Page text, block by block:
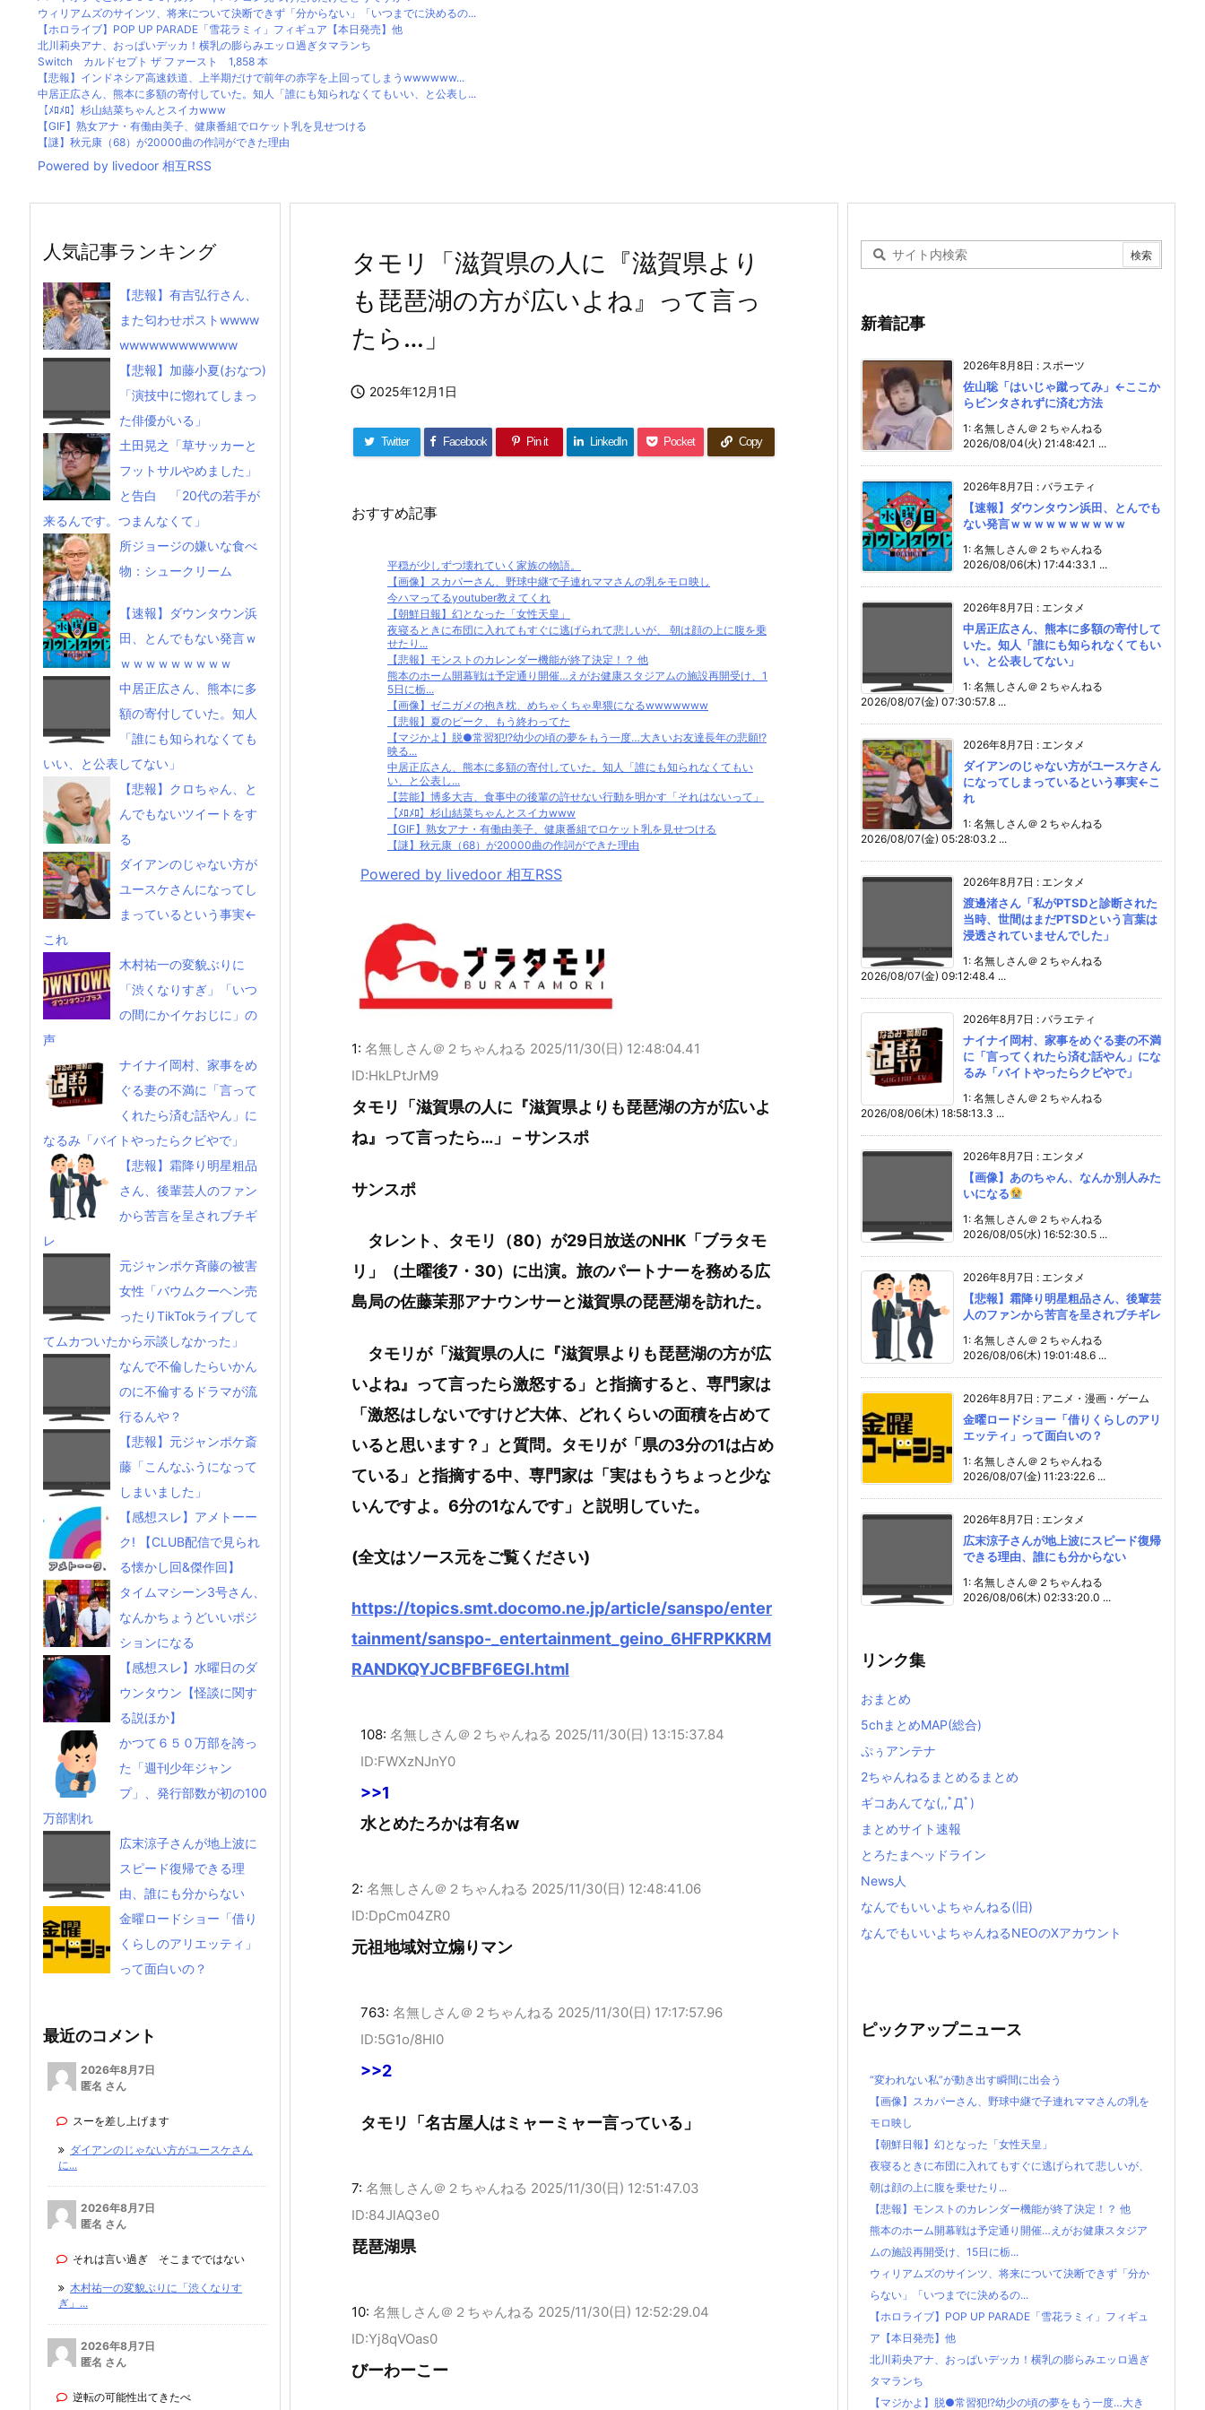
ウィリアムズのサインツ、将来について決断できず「分からない」「いつまでに決めるの...
【ホロライブ】POP UP PARADE「雪花ラミィ」フィギュア【本日発売】他
北川莉央アナ、おっぱいデッカ！横乳の膨らみエッロ過ぎタマランち
Switch カルドセプト ザ ファースト 1,858 本
【悲報】インドネシア高速鉄道、上半期だけで前年の赤字を上回ってしまうwwwwww...
中居正広さん、熊本に多額の寄付していた。知人「誰にも知られなくてもいい、と公表し...
【ﾒﾛﾒﾛ】杉山結菜ちゃんとスイカwww
【GIF】熟女アナ・有働由美子、健康番組でロケット乳を見せつける
【謎】秋元康（68）が20000曲の作詞ができた理由
Powered by livedoor 相互RSS
タモリ「滋賀県の人に『滋賀県より
も琵琶湖の方が広いよね』って言っ
たら…」
 2025年12月1日
Twitter Facebook Pin it LinkedIn Pocket Copy
おすすめ記事
平穏が少しずつ壊れていく家族の物語。
【画像】スカパーさん、野球中継で子連れママさんの乳をモロ映し
今ハマってるyoutuber教えてくれ
【朝鮮日報】幻となった「女性天皇」
夜寝るときに布団に入れてもすぐに逃げられて悲しいが、 朝は顔の上に腹を乗
せたり...
【悲報】モンストのカレンダー機能が終了決定！？ 他
熊本のホーム開幕戦は予定通り開催…えがお健康スタジアムの施設再開受け、1
5日に栃...
【画像】ゼニガメの抱き枕、めちゃくちゃ卑猥になるwwwwwww
【悲報】夏のピーク、もう終わってた
【マジかよ】脱●常習犯!?幼少の頃の夢をもう一度…大きいお友達長年の悲願!?
映る...
中居正広さん、熊本に多額の寄付していた。知人「誰にも知られなくてもい
い、と公表し...
【芸能】博多大吉、食事中の後輩の許せない行動を明かす「それはないって」
【ﾒﾛﾒﾛ】杉山結菜ちゃんとスイカwww
【GIF】熟女アナ・有働由美子、健康番組でロケット乳を見せつける
【謎】秋元康（68）が20000曲の作詞ができた理由
Powered by livedoor 相互RSS
1: 名無しさん＠２ちゃんねる 2025/11/30(日) 12:48:04.41
ID:HkLPtJrM9
タモリ「滋賀県の人に『滋賀県よりも琵琶湖の方が広いよ
ね』って言ったら…」 – サンスポ
サンスポ
タレント、タモリ（80）が29日放送のNHK「ブラタモ
リ」（土曜後7・30）に出演。旅のパートナーを務める広
島局の佐藤茉那アナウンサーと滋賀県の琵琶湖を訪れた。
タモリが「滋賀県の人に『滋賀県よりも琵琶湖の方が広
いよね』って言ったら激怒する」と指摘すると、専門家は
「激怒はしないですけど大体、どれくらいの面積を占めて
いると思います？」と質問。タモリが「県の3分の1は占め
ている」と指摘する中、専門家は「実はもうちょっと少な
いんですよ。6分の1なんです」と説明していた。
(全文はソース元をご覧ください)
https://topics.smt.docomo.ne.jp/article/sanspo/enter
tainment/sanspo-_entertainment_geino_6HFRPKKRM
RANDKQYJCBFBF6EGI.html
108: 名無しさん＠２ちゃんねる 2025/11/30(日) 13:15:37.84
ID:FWXzNJnY0
>>1
水とめたろかは有名w
2: 名無しさん＠２ちゃんねる 2025/11/30(日) 12:48:41.06
ID:DpCm04ZR0
元祖地域対立煽りマン
763: 名無しさん＠２ちゃんねる 2025/11/30(日) 17:17:57.96
ID:5G1o/8Hl0
>>2
タモリ「名古屋人はミャーミャー言っている」
7: 名無しさん＠２ちゃんねる 2025/11/30(日) 12:51:47.03
ID:84JlAQ3e0
琵琶湖県
10: 名無しさん＠２ちゃんねる 2025/11/30(日) 12:52:29.04
ID:Yj8qVOas0
びーわーこー
人気記事ランキング
【悲報】有吉弘行さん、
また匂わせポストwwww
wwwwwwwwwwww
【悲報】加藤小夏(おなつ)
「演技中に惚れてしまっ
た俳優がいる」
土田晃之「草サッカーと
フットサルやめました」
と告白 「20代の若手が
来るんです。つまんなくて」
所ジョージの嫌いな食べ
物：シュークリーム
【速報】ダウンタウン浜
田、とんでもない発言ｗ
ｗｗｗｗｗｗｗｗｗ
中居正広さん、熊本に多
額の寄付していた。知人
「誰にも知られなくても
いい、と公表してない」
【悲報】クロちゃん、と
んでもないツイートをす
る
ダイアンのじゃない方が
ユースケさんになってし
まっているという事実←
これ
木村祐一の変貌ぶりに
「渋くなりすぎ」「いつ
の間にかイケおじに」の
声
ナイナイ岡村、家事をめ
ぐる妻の不満に「言って
くれたら済む話やん」に
なるみ「バイトやったらクビやで」
【悲報】霜降り明星粗品
さん、後輩芸人のファン
から苦言を呈されブチギ
レ
元ジャンポケ斉藤の被害
女性「バウムクーヘン売
ったりTikTokライブして
てムカついたから示談しなかった」
なんで不倫したらいかん
のに不倫するドラマが流
行るんや？
【悲報】元ジャンポケ斎
藤「こんなふうになって
しまいました」
【感想スレ】アメトーー
ク! 【CLUB配信で見られ
る懐かし回&傑作回】
タイムマシーン3号さん、
なんかちょうどいいポジ
ションになる
【感想スレ】水曜日のダ
ウンタウン【怪談に関す
る説ほか】
かつて６５０万部を誇っ
た「週刊少年ジャン
プ」、発行部数が初の100
万部割れ
広末涼子さんが地上波に
スピード復帰できる理
由、誰にも分からない
金曜ロードショー「借り
くらしのアリエッティ」
って面白いの？
最近のコメント
2026年8月7日
匿名 さん
スーを差し上げます
ダイアンのじゃない方がユースケさん
に...
2026年8月7日
匿名 さん
それは言い過ぎ そこまでではない
木村祐一の変貌ぶりに「渋くなりす
ぎ」...
2026年8月7日
匿名 さん
逆転の可能性出てきたべ
新着記事
2026年8月8日 : スポーツ
佐山聡「はいじゃ蹴ってみ」←ここか
らビンタされずに済む方法
1: 名無しさん＠２ちゃんねる
2026/08/04(火) 21:48:42.1 ...
2026年8月7日 : バラエティ
【速報】ダウンタウン浜田、とんでも
ない発言ｗｗｗｗｗｗｗｗｗｗ
1: 名無しさん＠２ちゃんねる
2026/08/06(木) 17:44:33.1 ...
2026年8月7日 : エンタメ
中居正広さん、熊本に多額の寄付して
いた。知人「誰にも知られなくてもい
い、と公表してない」
1: 名無しさん＠２ちゃんねる
2026/08/07(金) 07:30:57.8 ...
2026年8月7日 : エンタメ
ダイアンのじゃない方がユースケさん
になってしまっているという事実←こ
れ
1: 名無しさん＠２ちゃんねる
2026/08/07(金) 05:28:03.2 ...
2026年8月7日 : エンタメ
渡邊渚さん「私がPTSDと診断された
当時、世間はまだPTSDという言葉は
浸透されていませんでした」
1: 名無しさん＠２ちゃんねる
2026/08/07(金) 09:12:48.4 ...
2026年8月7日 : バラエティ
ナイナイ岡村、家事をめぐる妻の不満
に「言ってくれたら済む話やん」にな
るみ「バイトやったらクビやで」
1: 名無しさん＠２ちゃんねる
2026/08/06(木) 18:58:13.3 ...
2026年8月7日 : エンタメ
【画像】あのちゃん、なんか別人みた
いになる
1: 名無しさん＠２ちゃんねる
2026/08/05(水) 16:52:30.5 ...
2026年8月7日 : エンタメ
【悲報】霜降り明星粗品さん、後輩芸
人のファンから苦言を呈されブチギレ
1: 名無しさん＠２ちゃんねる
2026/08/06(木) 19:01:48.6 ...
2026年8月7日 : アニメ・漫画・ゲーム
金曜ロードショー「借りくらしのアリ
エッティ」って面白いの？
1: 名無しさん＠２ちゃんねる
2026/08/07(金) 11:23:22.6 ...
2026年8月7日 : エンタメ
広末涼子さんが地上波にスピード復帰
できる理由、誰にも分からない
1: 名無しさん＠２ちゃんねる
2026/08/06(木) 02:33:20.0 ...
リンク集
おまとめ
5chまとめMAP(総合)
ぷぅアンテナ
2ちゃんねるまとめるまとめ
ギコあんてな(,,ﾟДﾟ)
まとめサイト速報
とろたまヘッドライン
News人
なんでもいいよちゃんねる(旧)
なんでもいいよちゃんねるNEOのXアカウント
ピックアップニュース
“変われない私”が動き出す瞬間に出会う
【画像】スカパーさん、野球中継で子連れママさんの乳を
モロ映し
【朝鮮日報】幻となった「女性天皇」
夜寝るときに布団に入れてもすぐに逃げられて悲しいが、
朝は顔の上に腹を乗せたり...
【悲報】モンストのカレンダー機能が終了決定！？ 他
熊本のホーム開幕戦は予定通り開催…えがお健康スタジア
ムの施設再開受け、15日に栃...
ウィリアムズのサインツ、将来について決断できず「分か
らない」「いつまでに決めるの...
【ホロライブ】POP UP PARADE「雪花ラミィ」フィギュ
ア【本日発売】他
北川莉央アナ、おっぱいデッカ！横乳の膨らみエッロ過ぎ
タマランち
【マジかよ】脱●常習犯!?幼少の頃の夢をもう一度…大き